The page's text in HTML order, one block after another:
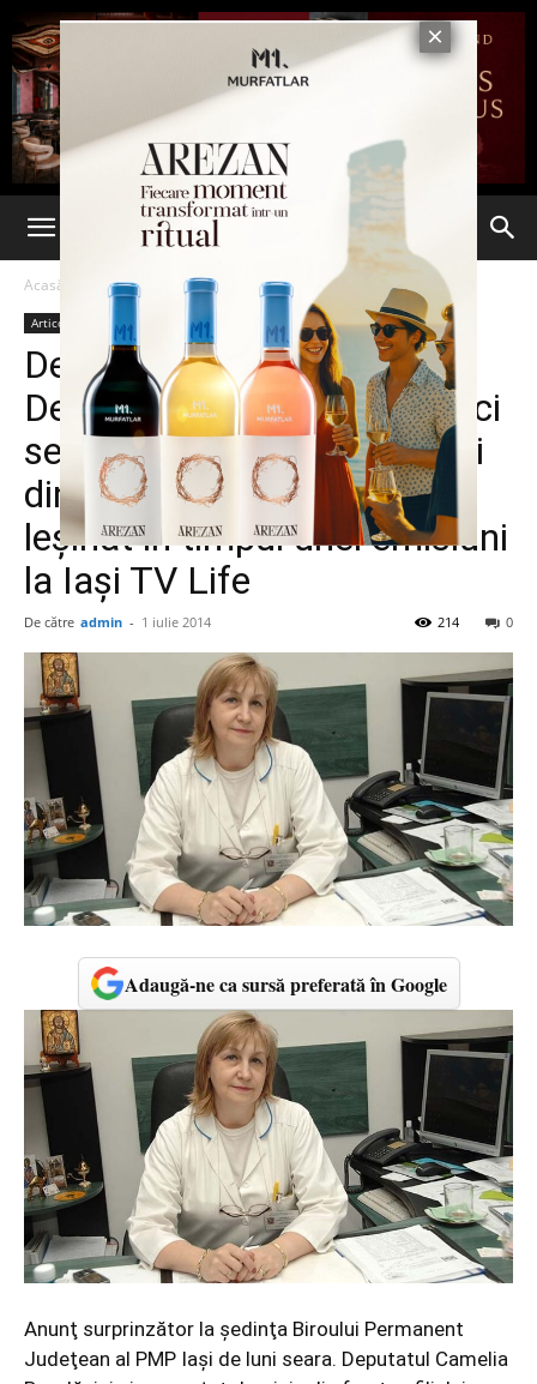
Acasă Articole
Articole
Demisie la vârful PMP Iași.
Deputatul Camelia Bogdănici
se retrage din fruntea filialei
din motive de sănătate: a
leșinat în timpul unei emisiuni
la Iași TV Life
De către admin - 1 iulie 2014 0
214
Adaugă-ne ca sursă preferată în Google
Anunţ surprinzător la şedinţa Biroului Permanent
Judeţean al PMP Iaşi de luni seara. Deputatul Camelia